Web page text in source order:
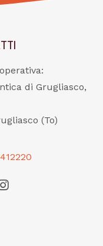
di Grugliasco,
(To)